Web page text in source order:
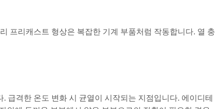
프리캐스트 형상은 복잡한 기계 부품처럼 작동합니다. 열 충
격한 온도 변화 시 균열이 시작되는 지점입니다. 에이디테